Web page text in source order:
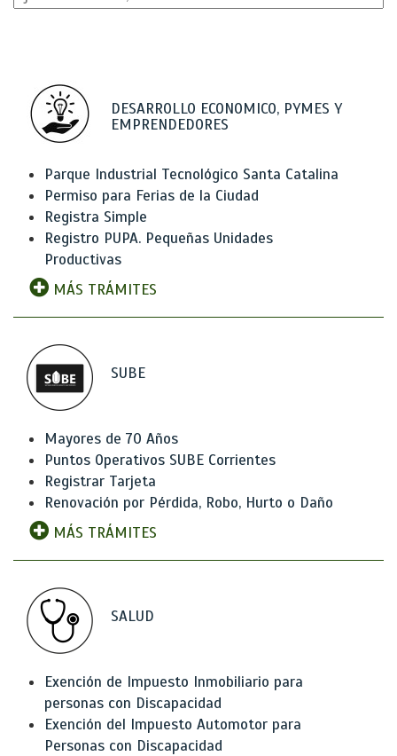
DESARROLLO ECONOMICO, PYMES Y
EMPRENDEDORES
Parque Industrial Tecnológico Santa Catalina
Permiso para Ferias de la Ciudad
Registra Simple
Registro PUPA. Pequeñas Unidades
Productivas
MÁS TRÁMITES
SUBE
Mayores de 70 Años
Puntos Operativos SUBE Corrientes
Registrar Tarjeta
Renovación por Pérdida, Robo, Hurto o Daño
MÁS TRÁMITES
SALUD
Exención de Impuesto Inmobiliario para
personas con Discapacidad
Exención del Impuesto Automotor para
Personas con Discapacidad